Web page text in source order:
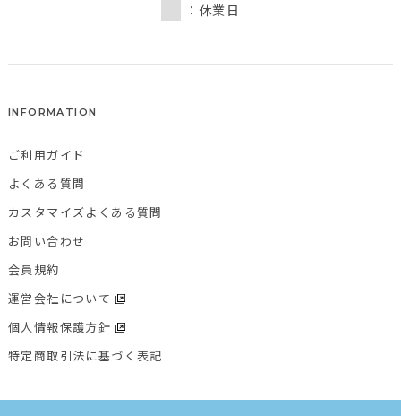
：休業日
INFORMATION
ご利用ガイド
よくある質問
カスタマイズよくある質問
お問い合わせ
会員規約
運営会社について
個人情報保護方針
特定商取引法に基づく表記